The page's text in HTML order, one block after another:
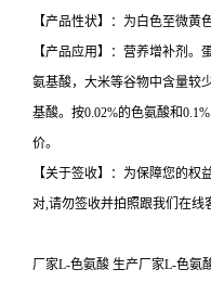
【产品性状】：为白色至微黄
【产品应用】：营养增补剂。
氨基酸，大米等谷物中含量较
基酸。按0.02%的色氨酸和
价。
【关于签收】：为保障您的
对,请勿签收并拍照跟我们在线
厂家L-色氨酸 生产厂家L-色氨